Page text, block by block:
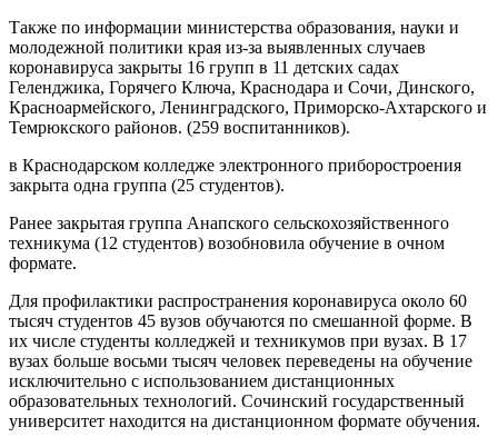
Также по информации министерства образования, науки и
молодежной политики края из-за выявленных случаев
коронавируса закрыты 16 групп в 11 детских садах
Геленджика, Горячего Ключа, Краснодара и Сочи, Динского,
Красноармейского, Ленинградского, Приморско-Ахтарского и
Темрюкского районов. (259 воспитанников).
в Краснодарском колледже электронного приборостроения
закрыта одна группа (25 студентов).
Ранее закрытая группа Анапского сельскохозяйственного
техникума (12 студентов) возобновила обучение в очном
формате.
Для профилактики распространения коронавируса около 60
тысяч студентов 45 вузов обучаются по смешанной форме. В
их числе студенты колледжей и техникумов при вузах. В 17
вузах больше восьми тысяч человек переведены на обучение
исключительно с использованием дистанционных
образовательных технологий. Сочинский государственный
университет находится на дистанционном формате обучения.